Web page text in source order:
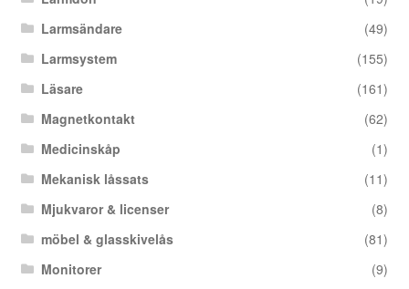
Larmsändare
(49)
Larmsystem
(155)
Läsare
(161)
Magnetkontakt
(62)
Medicinskåp
(1)
Mekanisk låssats
(11)
Mjukvaror & licenser
(8)
möbel & glasskivelås
(81)
Monitorer
(9)